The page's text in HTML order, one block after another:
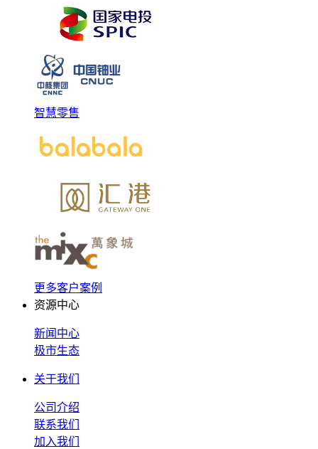
智慧零售
更多客户案例
资源中心
新闻中心
极市生态
关于我们
公司介绍
联系我们
加入我们